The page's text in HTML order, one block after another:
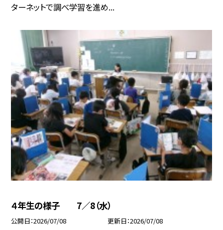
ターネットで調べ学習を進め...
４年生の様子 7／8（水）
公開日 2026/07/08 更新日 2026/07/08